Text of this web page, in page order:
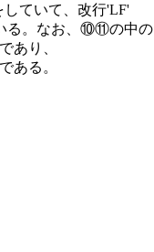
していて、改行'LF'
る。なお、⑩⑪の中の
あり、
ある。